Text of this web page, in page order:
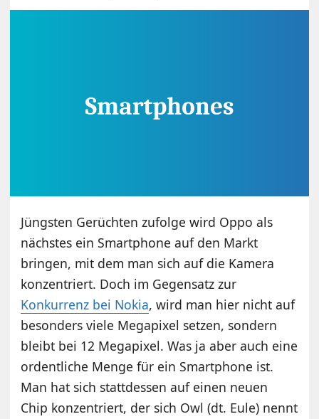
Jüngsten Gerüchten zufolge wird Oppo als
nächstes ein Smartphone auf den Markt
bringen, mit dem man sich auf die Kamera
konzentriert. Doch im Gegensatz zur
Konkurrenz bei Nokia, wird man hier nicht auf
besonders viele Megapixel setzen, sondern
bleibt bei 12 Megapixel. Was ja aber auch eine
ordentliche Menge für ein Smartphone ist.
Man hat sich stattdessen auf einen neuen
Chip konzentriert, der sich Owl (dt. Eule) nennt